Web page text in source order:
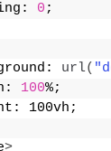
0 ;
url(
100%;
100vh;